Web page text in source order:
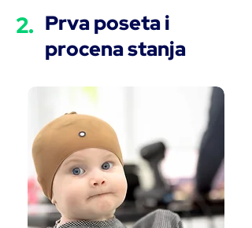
2. Prva poseta i
procena stanja